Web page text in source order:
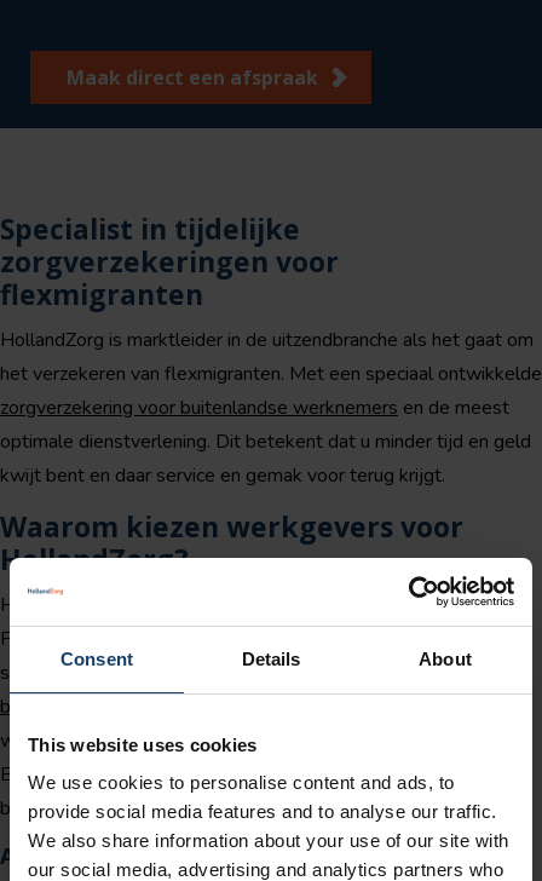
Consent Details About
This website uses cookies
We use cookies to personalise content and ads, to
provide social media features and to analyse our traffic.
We also share information about your use of our site with
our social media, advertising and analytics partners who
Maak direct een afspraak
Specialist in tijdelijke
zorgverzekeringen voor
flexmigranten
HollandZorg is marktleider in de uitzendbranche als het gaat om
het verzekeren van flexmigranten. Met een speciaal ontwikkelde
zorgverzekering voor buitenlandse werknemers en de meest
optimale dienstverlening. Dit betekent dat u minder tijd en geld
kwijt bent en daar service en gemak voor terug krijgt.
Waarom kiezen werkgevers voor
HollandZorg?
HollandZorg biedt werkgevers een groot aantal voordelen.
Flexmigranten hebben andere behoeften; wij weten wat er
speelt. Naast onze speciaal ontwikkelde
zorgverzekering voor
buitenlandse werknemers
wij werkgevers de meest optimale dienstverlening.
Bijvoorbeeld het automatisch aanvragen van zorgtoeslag voor
buitenlandse werknemers.
Alle voordelen voor u op een rij